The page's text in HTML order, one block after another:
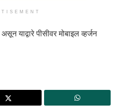
याद्वारे पीसीवर मोबाइल व्हर्जन